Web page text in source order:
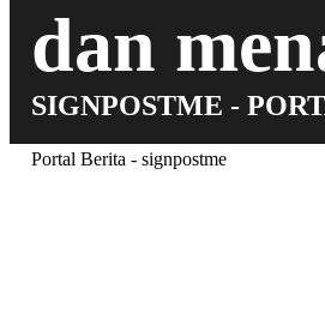
dan
SIGNPOSTME -
Portal Berita - signpostme